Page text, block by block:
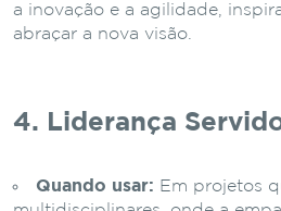
a inovação e a agilidade,
abraçar a nova visão.
4. Liderança
Quando usar: Em projetos